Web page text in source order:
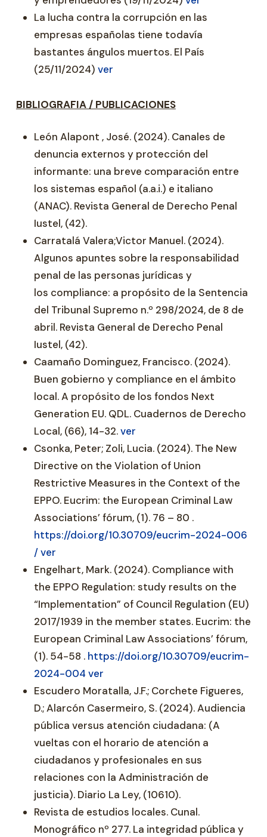
La lucha contra la corrupción en las
empresas españolas tiene todavía
bastantes ángulos muertos. El País
(25/11/2024) ver
BIBLIOGRAFIA / PUBLICACIONES
León Alapont , José. (2024). Canales de
denuncia externos y protección del
informante: una breve comparación entre
los sistemas español (a.a.i.) e italiano
(ANAC). Revista General de Derecho Penal
Iustel, (42).
Carratalá Valera;Victor Manuel. (2024).
Algunos apuntes sobre la responsabilidad
penal de las personas jurídicas y
los compliance: a propósito de la Sentencia
del Tribunal Supremo n.º 298/2024, de 8 de
abril. Revista General de Derecho Penal
Iustel, (42).
Caamaño Dominguez, Francisco. (2024).
Buen gobierno y compliance en el ámbito
local. A propósito de los fondos Next
Generation EU. QDL. Cuadernos de Derecho
Local, (66), 14-32.ver
Csonka, Peter; Zoli, Lucia. (2024). The New
Directive on the Violation of Union
Restrictive Measures in the Context of the
EPPO. Eucrim: the European Criminal Law
Associations’ fórum, (1). 76 – 80 .
https://doi.org/10.30709/eucrim-2024-006
/ver
Engelhart, Mark. (2024). Compliance with
the EPPO Regulation: study results on the
“Implementation” of Council Regulation (EU)
2017/1939 in the member states. Eucrim: the
European Criminal Law Associations’ fórum,
(1). 54-58 . https://doi.org/10.30709/eucrim-
2024-004 ver
Escudero Moratalla, J.F.; Corchete Figueres,
D.; Alarcón Casermeiro, S. (2024). Audiencia
pública versus atención ciudadana: (A
vueltas con el horario de atención a
ciudadanos y profesionales en sus
relaciones con la Administración de
justicia). Diario La Ley, (10610).
Revista de estudios locales. Cunal.
Monográfico nº 277. La integridad pública y